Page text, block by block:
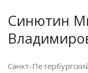
Синютин
Санкт-